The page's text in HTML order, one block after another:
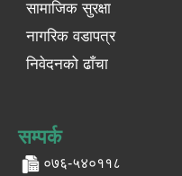
सामाजिक सुरक्षा
नागरिक वडापत्र
निवेदनको ढाँचा
सम्पर्क
०७६-५४०११८